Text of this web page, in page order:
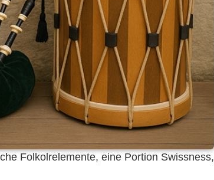
Folkolrelemente, eine Portion Swissness,